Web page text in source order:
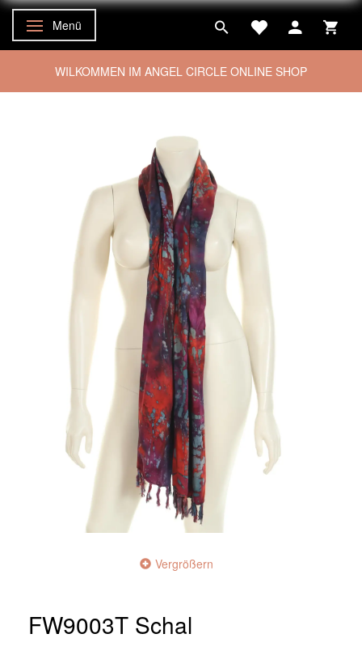
Anzeige ändern
Menü
WILKOMMEN IM ANGEL CIRCLE ONLINE SHOP
Vergrößern
FW9003T Schal